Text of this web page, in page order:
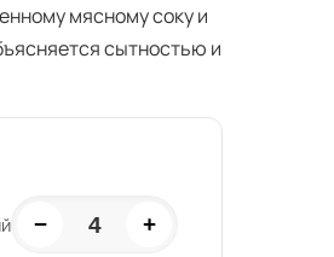
мясному соку и
сытностью и
− 4 +